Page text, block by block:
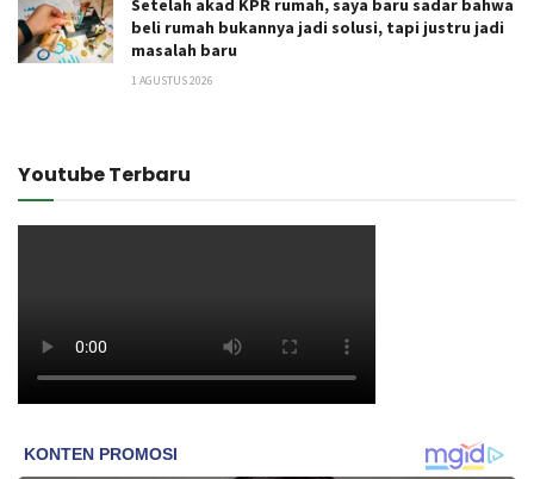
Setelah akad KPR rumah, saya baru sadar bahwa
beli rumah bukannya jadi solusi, tapi justru jadi
masalah baru
1 AGUSTUS 2026
Youtube Terbaru